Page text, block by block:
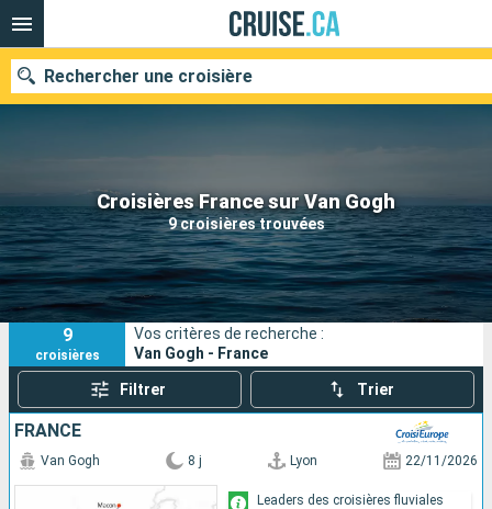
Croisières France sur Van Gogh
9 croisières trouvées
Rechercher une croisière
Nos destinations
Mois de départ
Ports Compagnies
Rechercher
9
croisières
Vos critères de recherche :
Van Gogh - France
Filtrer Trier
FRANCE
Van Gogh 8 j Lyon 22/11/2026
Leaders des croisières fluviales